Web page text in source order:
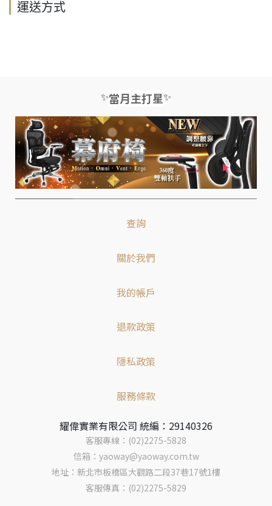
運送方式
✨當月主打星✨
查詢
關於我們
我的帳戶
退款政策
隱私政策
服務條款
耀偉實業有限公司 統編：29140326
客服專線：(02)2275-5828
信箱：yaoway@yaoway.com.tw
地址：新北市板橋區大觀路二段37巷17號1樓
客服傳真：(02)2275-5829